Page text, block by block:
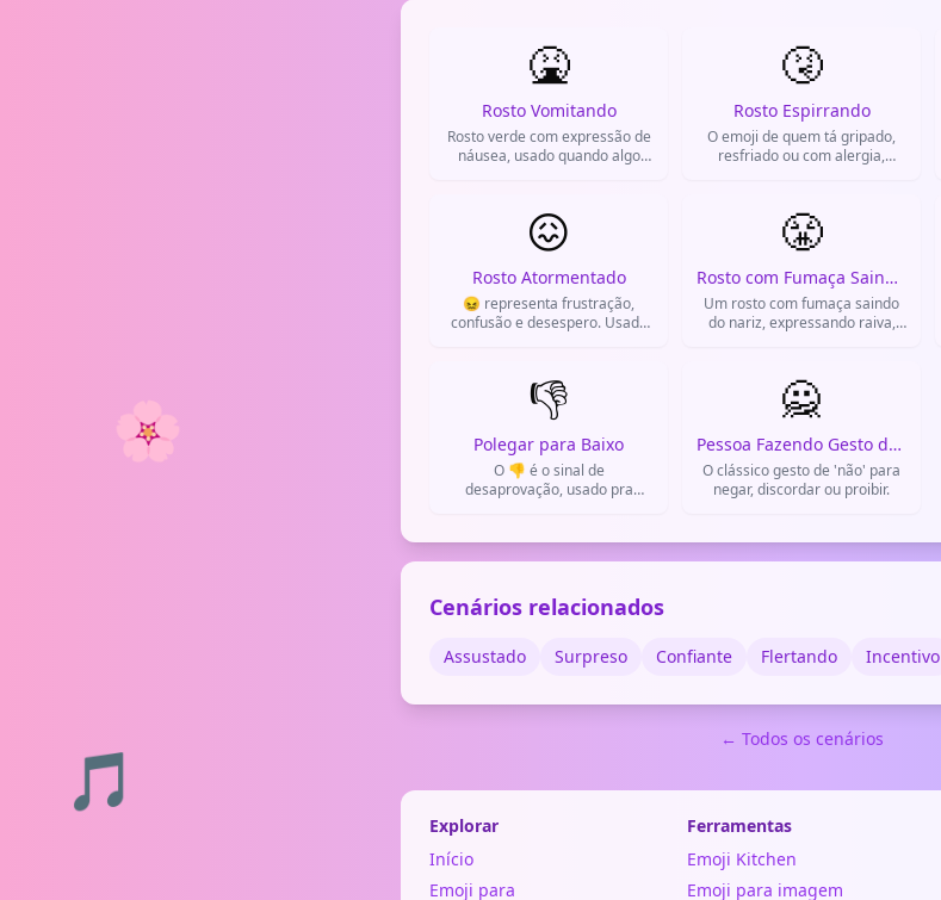
🌸
🎵
🤮
Rosto Vomitando
Rosto verde com expressão de
náusea, usado quando algo
🤧
Rosto Espirrando
O emoji de quem tá gripado,
resfriado ou com alergia,
😖
Rosto Atormentado
😖 representa frustração,
confusão e desespero. Usado
😤
Rosto com Fumaça Saindo do Nariz
Um rosto com fumaça saindo
do nariz, expressando raiva,
furioso ou indignado com algo.
👎
Polegar para Baixo
O 👎 é o sinal de
desaprovação, usado pra
🙅
Pessoa Fazendo Gesto de Não
O clássico gesto de 'não' para
negar, discordar ou proibir.
Cenários relacionados
Assustado Surpreso Confiante Flertando Incentivo
← Todos os cenários
Explorar
Início
Emoji para
Ferramentas
Emoji Kitchen
Emoji para imagem